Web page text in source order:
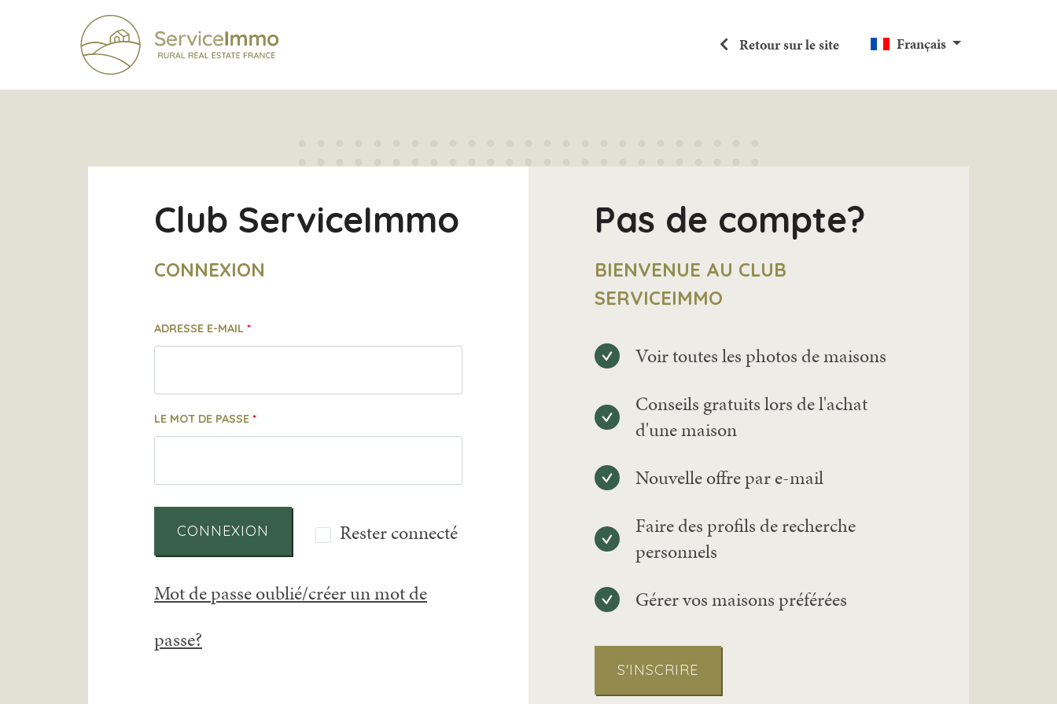
Retour sur le site Français
Club ServiceImmo
CONNEXION
ADRESSE E-MAIL
LE MOT DE PASSE
CONNEXION Rester connecté
Mot de passe oublié/créer un mot de
passe?
Pas de compte?
BIENVENUE AU CLUB
SERVICEIMMO
Voir toutes les photos de maisons
Conseils gratuits lors de l'achat
d'une maison
Nouvelle offre par e-mail
Faire des profils de recherche
personnels
Gérer vos maisons préférées
S'INSCRIRE